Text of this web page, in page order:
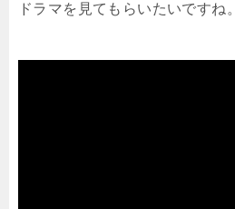
ドラマを見てもらいたいですね。